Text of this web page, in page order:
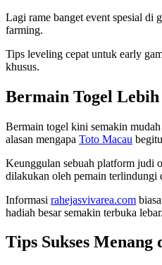
Lagi rame banget event spesial di
farming.
Tips leveling cepat untuk early
khusus.
Bermain Togel
Bermain togel kini semakin
alasan mengapa Toto Macau
Keunggulan sebuah platform judi
dilakukan oleh pemain terlindungi
Informasi rahejasvivarea.com
hadiah besar semakin terbuka lebar.
Tips Sukses